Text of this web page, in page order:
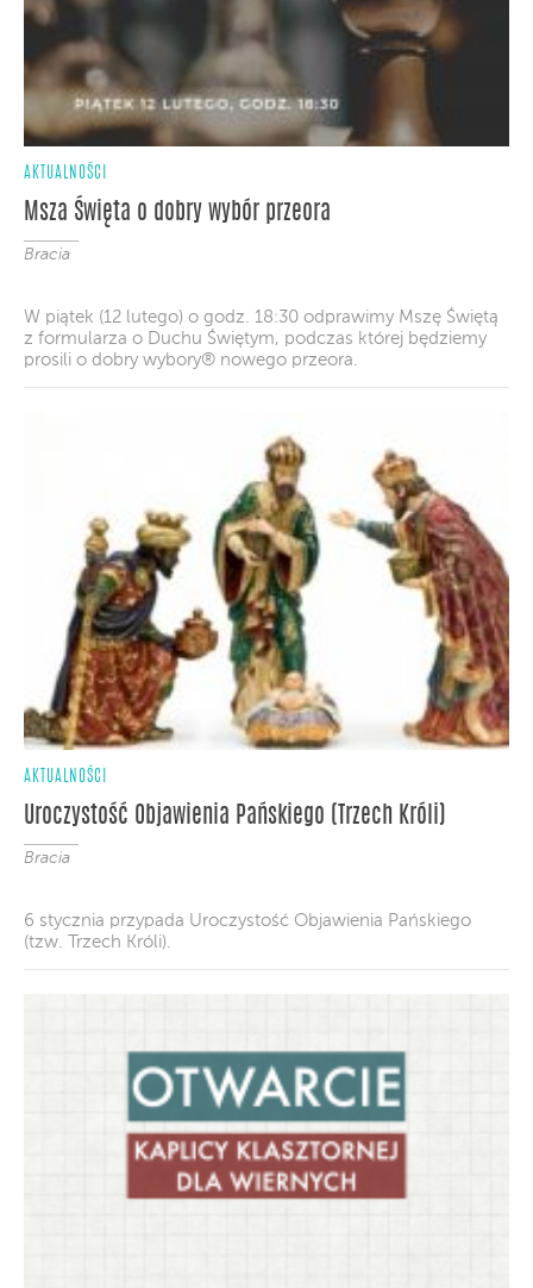
AKTUALNOŚCI
Msza Święta o dobry wybór przeora
Bracia
W piątek (12 lutego) o godz. 18:30 odprawimy Mszę Świętą
z formularza o Duchu Świętym, podczas której będziemy
prosili o dobry wybory® nowego przeora.
AKTUALNOŚCI
Uroczystość Objawienia Pańskiego (Trzech Króli)
Bracia
6 stycznia przypada Uroczystość Objawienia Pańskiego
(tzw. Trzech Króli).